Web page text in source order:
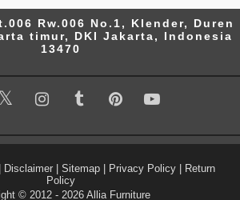
Rw.006 No.1, Klender, Duren
timur, DKI Jakarta, Indonesia
13470
| Disclaimer | Sitemap | Privacy Policy | Return
Policy
© 2012 - 2026 Allia Furniture